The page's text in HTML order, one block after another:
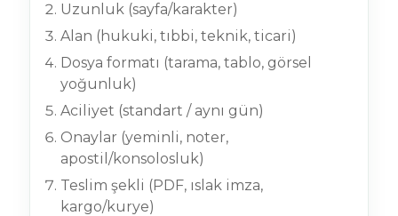
Uzunluk (sayfa/karakter)
Alan (hukuki, tıbbi, teknik, ticari)
Dosya formatı (tarama, tablo, görsel
yoğunluk)
Aciliyet (standart / aynı gün)
Onaylar (yeminli, noter,
apostil/konsolosluk)
Teslim şekli (PDF, ıslak imza,
kargo/kurye)